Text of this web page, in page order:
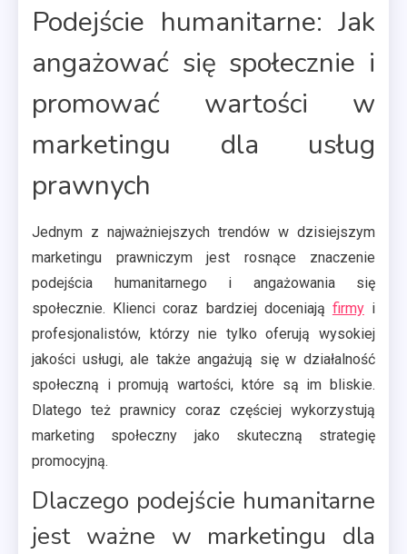
Podejście humanitarne: Jak
angażować się społecznie i
promować wartości w
marketingu dla usług
prawnych
Jednym z najważniejszych trendów w dzisiejszym
marketingu prawniczym jest rosnące znaczenie
podejścia humanitarnego i angażowania się
społecznie. Klienci coraz bardziej doceniają firmyi
profesjonalistów, którzy nie tylko oferują wysokiej
jakości usługi, ale także angażują się w działalność
społeczną i promują wartości, które są im bliskie.
Dlatego też prawnicy coraz częściej wykorzystują
marketing społeczny jako skuteczną strategię
promocyjną.
Dlaczego podejście humanitarne
jest ważne w marketingu dla